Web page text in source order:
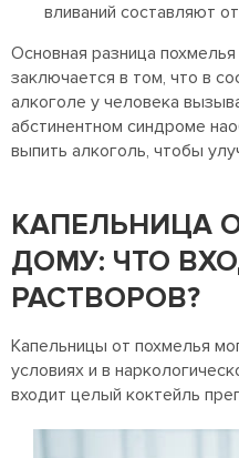
вливаний составляют
Основная разница
заключается в том, что в
алкоголе у человека
абстинентном синдроме
выпить алкоголь, чтобы
КАПЕЛЬНИЦА
ДОМУ: ЧТО
РАСТВОРОВ?
Капельницы от похмелья
условиях и в
входит целый коктейль